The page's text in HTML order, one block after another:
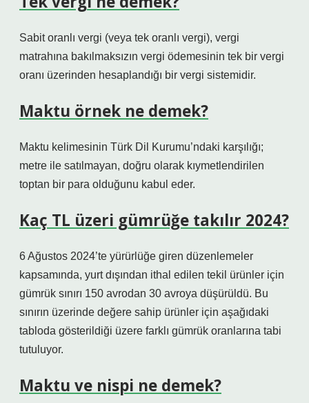
Sabit oranlı vergi (veya tek oranlı vergi), vergi
matrahına bakılmaksızın vergi ödemesinin tek bir vergi
oranı üzerinden hesaplandığı bir vergi sistemidir.
Maktu örnek ne demek?
Maktu kelimesinin Türk Dil Kurumu’ndaki karşılığı;
metre ile satılmayan, doğru olarak kıymetlendirilen
toptan bir para olduğunu kabul eder.
Kaç TL üzeri gümrüğe takılır 2024?
6 Ağustos 2024’te yürürlüğe giren düzenlemeler
kapsamında, yurt dışından ithal edilen tekil ürünler için
gümrük sınırı 150 avrodan 30 avroya düşürüldü. Bu
sınırın üzerinde değere sahip ürünler için aşağıdaki
tabloda gösterildiği üzere farklı gümrük oranlarına tabi
tutuluyor.
Maktu ve nispi ne demek?